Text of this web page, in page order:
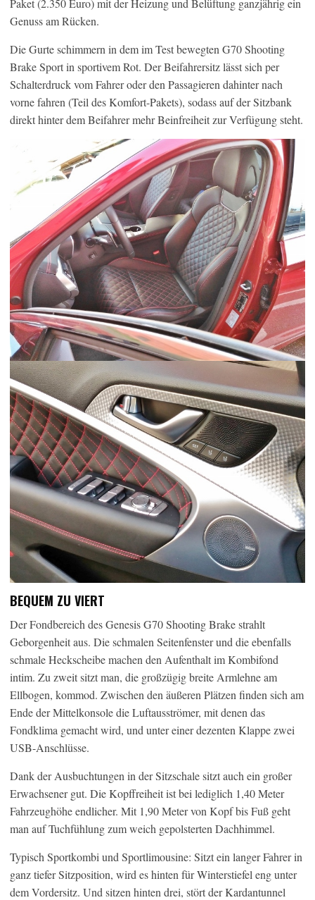
Genuss am Rücken.
Die Gurte schimmern in dem im Test bewegten G70 Shooting
Brake Sport in sportivem Rot. Der Beifahrersitz lässt sich per
Schalterdruck vom Fahrer oder den Passagieren dahinter nach
vorne fahren (Teil des Komfort-Pakets), sodass auf der Sitzbank
direkt hinter dem Beifahrer mehr Beinfreiheit zur Verfügung steht.
BEQUEM ZU VIERT
Der Fondbereich des Genesis G70 Shooting Brake strahlt
Geborgenheit aus. Die schmalen Seitenfenster und die ebenfalls
schmale Heckscheibe machen den Aufenthalt im Kombifond
intim. Zu zweit sitzt man, die großzügig breite Armlehne am
Ellbogen, kommod. Zwischen den äußeren Plätzen finden sich am
Ende der Mittelkonsole die Luftausströmer, mit denen das
Fondklima gemacht wird, und unter einer dezenten Klappe zwei
USB-Anschlüsse.
Dank der Ausbuchtungen in der Sitzschale sitzt auch ein großer
Erwachsener gut. Die Kopffreiheit ist bei lediglich 1,40 Meter
Fahrzeughöhe endlicher. Mit 1,90 Meter von Kopf bis Fuß geht
man auf Tuchfühlung zum weich gepolsterten Dachhimmel.
Typisch Sportkombi und Sportlimousine: Sitzt ein langer Fahrer in
ganz tiefer Sitzposition, wird es hinten für Winterstiefel eng unter
dem Vordersitz. Und sitzen hinten drei, stört der Kardantunnel